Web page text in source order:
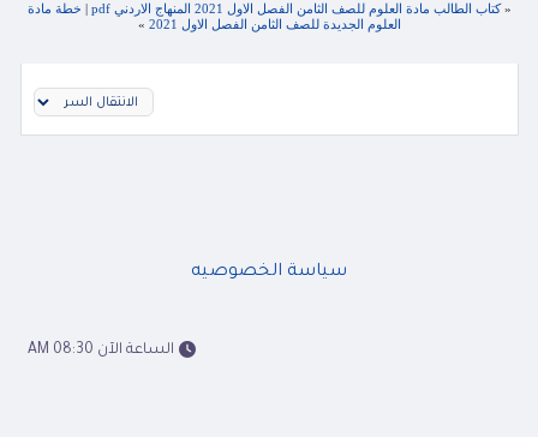
«كتاب الطالب مادة العلوم للصف الثامن الفصل الاول 2021 المنهاج الاردني pdf | خطة مادة
العلوم الجديدة للصف الثامن الفصل الاول 2021
»
سياسة الخصوصيه
الساعة الآن 08:30 AM